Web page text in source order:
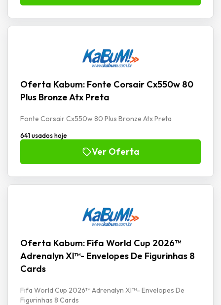
Oferta Kabum: Fonte Corsair Cx550w 80
Plus Bronze Atx Preta
Fonte Corsair Cx550w 80 Plus Bronze Atx Preta
641 usados hoje
Ver Oferta
Oferta Kabum: Fifa World Cup 2026™
Adrenalyn Xl™- Envelopes De Figurinhas 8
Cards
Fifa World Cup 2026™ Adrenalyn Xl™- Envelopes De
Figurinhas 8 Cards